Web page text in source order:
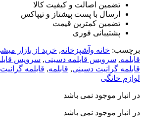
تضمین اصالت و کیفیت کالا
ارسال با پست پیشتاز و تیپاکس
تضمین کمترین قیمت
پشتیبانی فوری
برچسب: خانه وآشپزخانه, خرید از بازار
قابلمه, سرویس قابلمه دسینی, سرویس
قابلمه گرانيت دسینی, قابلمه, قابلمه گرانیت
لوازم خانگی
در انبار موجود نمی باشد
در انبار موجود نمی باشد